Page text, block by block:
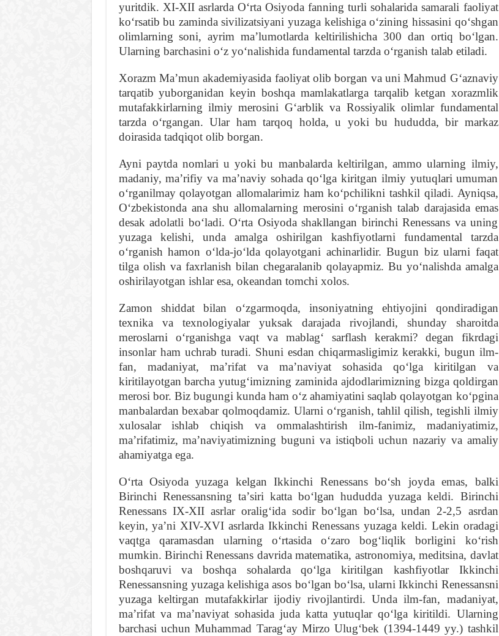
yuritdik. XI-XII asrlarda Oʻrta Osiyoda fanning turli sohalarida samarali faoliyat
koʻrsatib bu zaminda sivilizatsiyani yuzaga kelishiga oʻzining hissasini qoʻshgan
olimlarning soni, ayrim maʼlumotlarda keltirilishicha 300 dan ortiq boʻlgan.
Ularning barchasini oʻz yoʻnalishida fundamental tarzda oʻrganish talab etiladi.
Xorazm Maʼmun akademiyasida faoliyat olib borgan va uni Mahmud Gʻaznaviy
tarqatib yuborganidan keyin boshqa mamlakatlarga tarqalib ketgan xorazmlik
mutafakkirlarning ilmiy merosini Gʻarblik va Rossiyalik olimlar fundamental
tarzda oʻrgangan. Ular ham tarqoq holda, u yoki bu hududda, bir markaz
doirasida tadqiqot olib borgan.
Ayni paytda nomlari u yoki bu manbalarda keltirilgan, ammo ularning ilmiy,
madaniy, maʼrifiy va maʼnaviy sohada qoʻlga kiritgan ilmiy yutuqlari umuman
oʻrganilmay qolayotgan allomalarimiz ham koʻpchilikni tashkil qiladi. Ayniqsa,
Oʻzbekistonda ana shu allomalarning merosini oʻrganish talab darajasida emas
desak adolatli boʻladi. Oʻrta Osiyoda shakllangan birinchi Renessans va uning
yuzaga kelishi, unda amalga oshirilgan kashfiyotlarni fundamental tarzda
oʻrganish hamon oʻlda-joʻlda qolayotgani achinarlidir. Bugun biz ularni faqat
tilga olish va faxrlanish bilan chegaralanib qolayapmiz. Bu yoʻnalishda amalga
oshirilayotgan ishlar esa, okeandan tomchi xolos.
Zamon shiddat bilan oʻzgarmoqda, insoniyatning ehtiyojini qondiradigan
texnika va texnologiyalar yuksak darajada rivojlandi, shunday sharoitda
meroslarni oʻrganishga vaqt va mablagʻ sarflash kerakmi? degan fikrdagi
insonlar ham uchrab turadi. Shuni esdan chiqarmasligimiz kerakki, bugun ilm-
fan, madaniyat, maʼrifat va maʼnaviyat sohasida qoʻlga kiritilgan va
kiritilayotgan barcha yutugʻimizning zaminida ajdodlarimizning bizga qoldirgan
merosi bor. Biz bugungi kunda ham oʻz ahamiyatini saqlab qolayotgan koʻpgina
manbalardan bexabar qolmoqdamiz. Ularni oʻrganish, tahlil qilish, tegishli ilmiy
xulosalar ishlab chiqish va ommalashtirish ilm-fanimiz, madaniyatimiz,
maʼrifatimiz, maʼnaviyatimizning buguni va istiqboli uchun nazariy va amaliy
ahamiyatga ega.
Oʻrta Osiyoda yuzaga kelgan Ikkinchi Renessans boʻsh joyda emas, balki
Birinchi Renessansning taʼsiri katta boʻlgan hududda yuzaga keldi. Birinchi
Renessans IX-XII asrlar oraligʻida sodir boʻlgan boʻlsa, undan 2-2,5 asrdan
keyin, yaʼni XIV-XVI asrlarda Ikkinchi Renessans yuzaga keldi. Lekin oradagi
vaqtga qaramasdan ularning oʻrtasida oʻzaro bogʻliqlik borligini koʻrish
mumkin. Birinchi Renessans davrida matematika, astronomiya, meditsina, davlat
boshqaruvi va boshqa sohalarda qoʻlga kiritilgan kashfiyotlar Ikkinchi
Renessansning yuzaga kelishiga asos boʻlgan boʻlsa, ularni Ikkinchi Renessansni
yuzaga keltirgan mutafakkirlar ijodiy rivojlantirdi. Unda ilm-fan, madaniyat,
maʼrifat va maʼnaviyat sohasida juda katta yutuqlar qoʻlga kiritildi. Ularning
barchasi uchun Muhammad Taragʻay Mirzo Ulugʻbek (1394-1449 yy.) tashkil